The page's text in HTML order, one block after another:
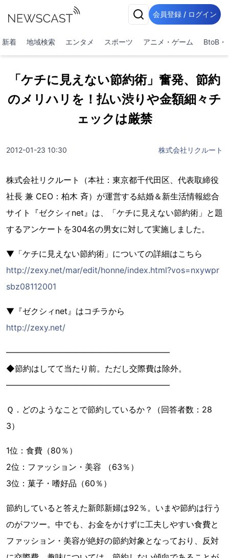
会員登録 / ログイン
新着 地域検索 エンタメ スポーツ アニメ・ゲーム BtoB・
「ケチに見えない節約術」奮発、節約
のメリハリを！払い渋りや金額細々チ
ェックは厳禁
2012-01-23 10:30 株式会社リクルート
株式会社リクルート（本社：東京都千代田区、代表取締役
社長 兼 CEO：柏木 斉）が運営する結婚＆新生活情報総合
サイト『ゼクシィnet』は、「ケチに見えない節約術」と題
するアンケートを304名の男女に対して実施しました。
▼「ケチに見えない節約術」についての詳細はこちら
http://zexy.net/mar/edit/honne/index.html?vos=nxywpr
sbz08112001
▼『ゼクシィnet』はコチラから
http://zexy.net/
――――――――――――――――――――
◆節約はしてて当たり前。ただし交際費は除外。
――――――――――――――――――――
Ｑ．どのようなことで節約しているか？（回答者数：28
3）
1位：食費（80％）
2位：ファッション・美容 （63％）
3位：菓子・嗜好品（60％）
節約していると答えた新郎新婦は92％。いまや節約は行う
のがフツー。中でも、お金をかけずに工夫しやすい食費と
ファッション・美容が絶好の節約対象となっており、反対